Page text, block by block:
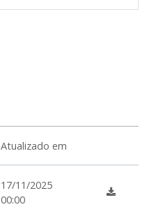
Atualizado em
17/11/2025
00:00